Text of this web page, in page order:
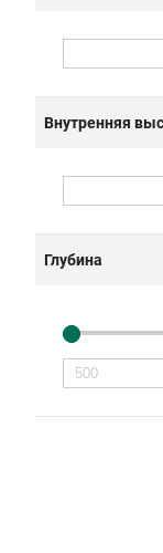
Внутренняя
Глубина